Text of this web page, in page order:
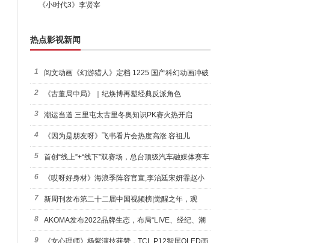
《小时代3》李贤宰
热点影视新闻
1 阅文动画《幻游猎人》定档 1225 国产科幻动画冲破
现实与
2 《古董局中局》｜纪焕博再塑经典反派角色
3 潮运当道 三里屯太古里冬奥知识PK赛火热开启
4 《因为是朋友呀》飞书看片会热度高涨 容祖儿
Twins22年闺
5 首创“线上”+“线下”双赛场，总台顶级汽车融媒体赛车
节
6 《哎呀好身材》海浪季阵容官宣,李治廷宋妍霏赵小
棠王子异
7 新周刊发布第二十二届中国视频榜|觉醒之年，观
众“求真”
8 AKOMA发布2022品牌生态，布局“LIVE、经纪、潮
流、艺术”
9 《女心理师》杨紫演技获赞，TCL P12智屏QLED画